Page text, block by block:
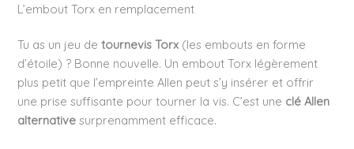
L’embout Torx en remplacement
Tu as un jeu detournevis Torx (les embouts en forme
d’étoile) ? Bonne nouvelle. Un embout Torx légèrement
plus petit que l’empreinte Allen peut s’y insérer et offrir
une prise suffisante pour tourner la vis. C’est une clé Allen
alternative surprenamment efficace.